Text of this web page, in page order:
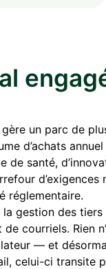
un parc de
d’achats
de santé,
réglementaire.
gestion des
courriels. Rien
— et
celui-ci transite